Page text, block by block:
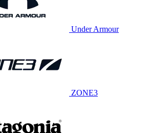
Under Armour
ZONE3